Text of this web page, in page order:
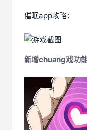
催眠app攻略：
新增chuang戏功